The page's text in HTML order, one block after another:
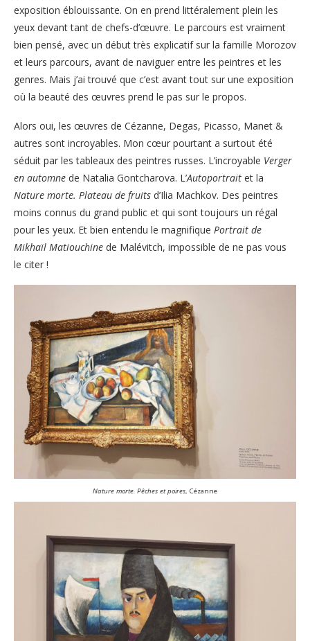
exposition éblouissante. On en prend littéralement plein les
yeux devant tant de chefs-d’œuvre. Le parcours est vraiment
bien pensé, avec un début très explicatif sur la famille Morozov
et leurs parcours, avant de naviguer entre les peintres et les
genres. Mais j’ai trouvé que c’est avant tout sur une exposition
où la beauté des œuvres prend le pas sur le propos.
Alors oui, les œuvres de Cézanne, Degas, Picasso, Manet &
autres sont incroyables. Mon cœur pourtant a surtout été
séduit par les tableaux des peintres russes. L’incroyable Verger
en automne de Natalia Gontcharova. L’Autoportrait et la
Nature morte. Plateau de fruits d’Ilia Machkov. Des peintres
moins connus du grand public et qui sont toujours un régal
pour les yeux. Et bien entendu le magnifique Portrait de
Mikhaïl Matiouchine de Malévitch, impossible de ne pas vous
le citer !
Nature morte. Pêches et poires, Cézanne